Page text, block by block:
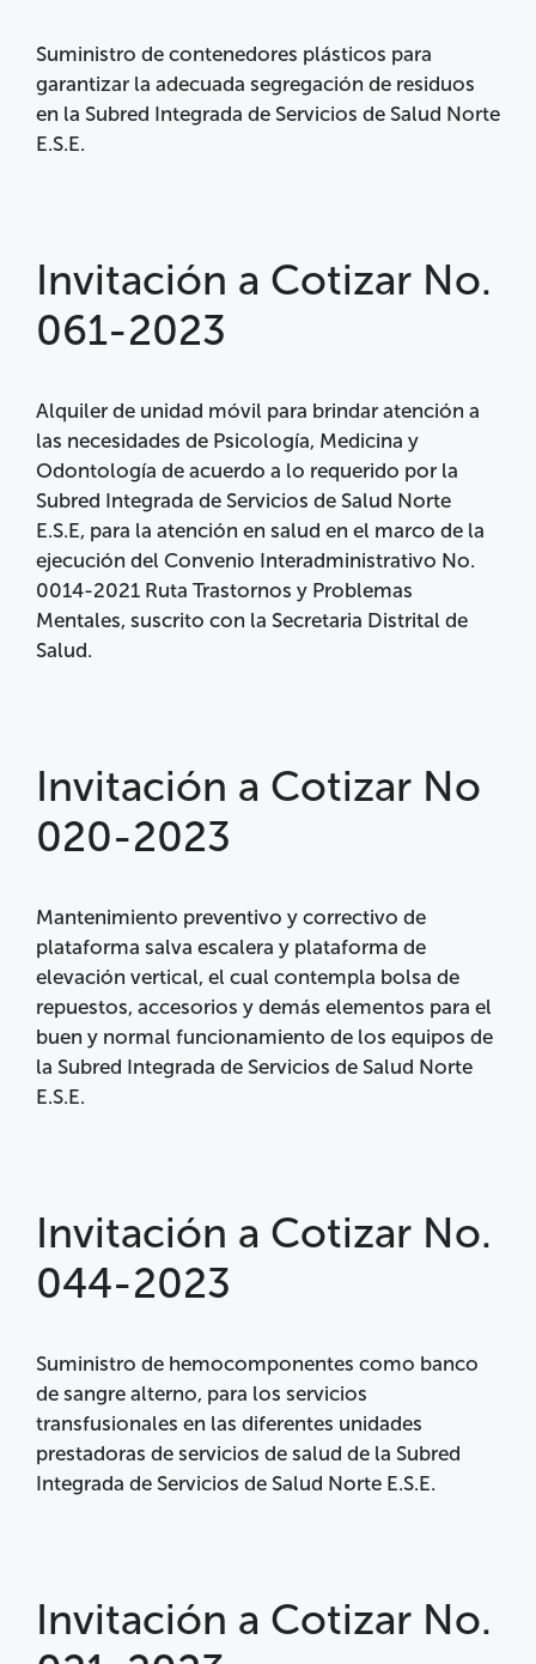
Suministro de contenedores plásticos para
garantizar la adecuada segregación de residuos
en la Subred Integrada de Servicios de Salud Norte
E.S.E.
Invitación a Cotizar No.
061-2023
Alquiler de unidad móvil para brindar atención a
las necesidades de Psicología, Medicina y
Odontología de acuerdo a lo requerido por la
Subred Integrada de Servicios de Salud Norte
E.S.E, para la atención en salud en el marco de la
ejecución del Convenio Interadministrativo No.
0014-2021 Ruta Trastornos y Problemas
Mentales, suscrito con la Secretaria Distrital de
Salud.
Invitación a Cotizar No
020-2023
Mantenimiento preventivo y correctivo de
plataforma salva escalera y plataforma de
elevación vertical, el cual contempla bolsa de
repuestos, accesorios y demás elementos para el
buen y normal funcionamiento de los equipos de
la Subred Integrada de Servicios de Salud Norte
E.S.E.
Invitación a Cotizar No.
044-2023
Suministro de hemocomponentes como banco
de sangre alterno, para los servicios
transfusionales en las diferentes unidades
prestadoras de servicios de salud de la Subred
Integrada de Servicios de Salud Norte E.S.E.
Invitación a Cotizar No.